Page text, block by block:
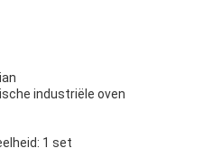
industriële oven
1 set